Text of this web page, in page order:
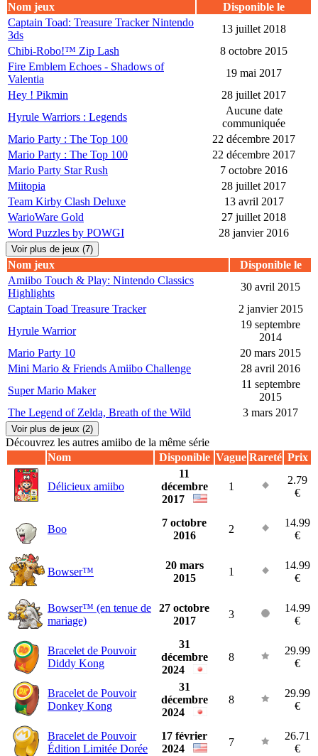
Nom jeux
Disponible le
Captain Toad: Treasure Tracker Nintendo
3ds
13 juillet 2018
Chibi-Robo!™ Zip Lash
8 octobre 2015
Fire Emblem Echoes - Shadows of
Valentia
19 mai 2017
Hey ! Pikmin
28 juillet 2017
Hyrule Warriors : Legends
Aucune date
communiquée
Mario Party : The Top 100
22 décembre 2017
Mario Party : The Top 100
22 décembre 2017
Mario Party Star Rush
7 octobre 2016
Miitopia
28 juillet 2017
Team Kirby Clash Deluxe
13 avril 2017
WarioWare Gold
27 juillet 2018
Word Puzzles by POWGI
28 janvier 2016
Voir plus de jeux (7)
Nom jeux
Disponible le
Amiibo Touch & Play: Nintendo Classics
Highlights
30 avril 2015
Captain Toad Treasure Tracker
2 janvier 2015
Hyrule Warrior
19 septembre
2014
Mario Party 10
20 mars 2015
Mini Mario & Friends Amiibo Challenge
28 avril 2016
Super Mario Maker
11 septembre
2015
The Legend of Zelda, Breath of the Wild
3 mars 2017
Voir plus de jeux (2)
Découvrez les autres amiibo de la même série
Nom
Disponible Vague Rareté Prix
Délicieux amiibo
11
décembre
2017
1
2.79
€
Boo
7 octobre
2016
2
14.99
€
Bowser™
20 mars
2015
1
14.99
€
Bowser™ (en tenue de
mariage)
27 octobre
2017
3
14.99
€
Bracelet de Pouvoir
Diddy Kong
31
décembre
2024
8
29.99
€
Bracelet de Pouvoir
Donkey Kong
31
décembre
2024
8
29.99
€
Bracelet de Pouvoir
Édition Limitée Dorée
17 février
2024
7
26.71
€